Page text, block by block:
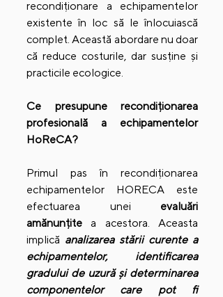
recondiționare a echipamentelor
existente în loc să le înlocuiască
complet. Această abordare nu doar
că reduce costurile, dar susține și
practicile ecologice.
Ce presupune recondiționarea
profesională a echipamentelor
HoReCA?
Primul pas în recondiționarea
echipamentelor HORECA este
efectuarea unei evaluări
amănunțite a acestora. Aceasta
implică analizarea stării curente a
echipamentelor, identificarea
gradului de uzură și determinarea
componentelor care pot fi